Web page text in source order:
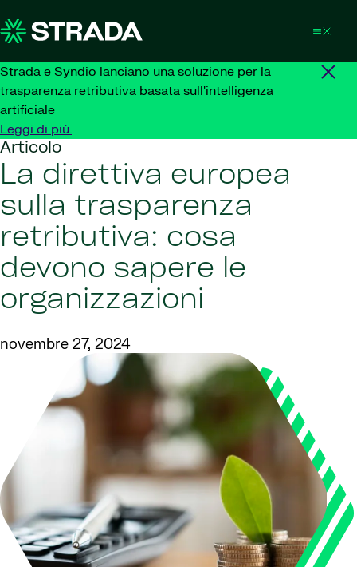
Strada e Syndio lanciano una soluzione per la
trasparenza retributiva basata sull'intelligenza
artificiale
Leggi di più.
Articolo
La direttiva europea
sulla trasparenza
retributiva: cosa
devono sapere le
organizzazioni
novembre 27, 2024